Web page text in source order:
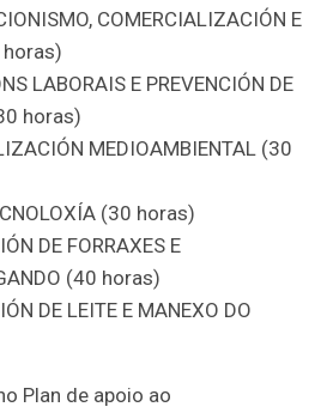
COMERCIALIZACIÓN E
horas)
LABORAIS E PREVENCIÓN DE
horas)
MEDIOAMBIENTAL (30
(30 horas)
DE FORRAXES E
(40 horas)
DE LEITE E MANEXO DO
Plan de apoio ao